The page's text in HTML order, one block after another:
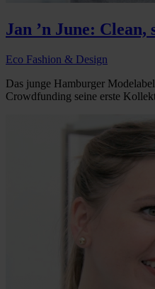
Jan ’n June:
Eco Fashion & Design
Das junge Hamburger
Crowdfunding seine erste